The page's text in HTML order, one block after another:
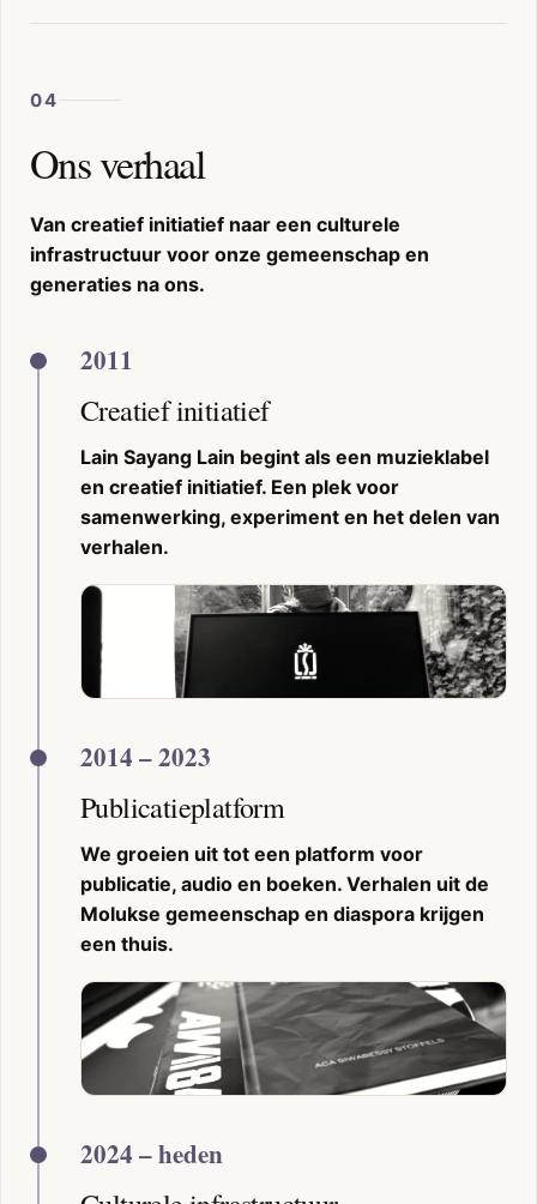
04
Ons verhaal
Van creatief initiatief naar een culturele
infrastructuur voor onze gemeenschap en
generaties na ons.
2011
Creatief initiatief
Lain Sayang Lain begint als een muzieklabel
en creatief initiatief. Een plek voor
samenwerking, experiment en het delen van
verhalen.
2014 – 2023
Publicatieplatform
We groeien uit tot een platform voor
publicatie, audio en boeken. Verhalen uit de
Molukse gemeenschap en diaspora krijgen
een thuis.
2024 – heden